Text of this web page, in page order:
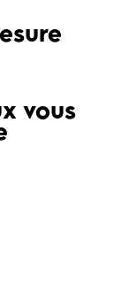
vous